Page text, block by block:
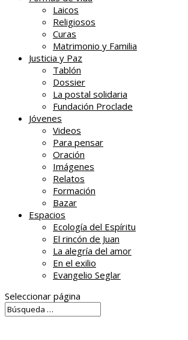
Laicos
Religiosos
Curas
Matrimonio y Familia
Justicia y Paz
Tablón
Dossier
La postal solidaria
Fundación Proclade
Jóvenes
Videos
Para pensar
Oración
Imágenes
Relatos
Formación
Bazar
Espacios
Ecología del Espíritu
El rincón de Juan
La alegría del amor
En el exilio
Evangelio Seglar
Seleccionar página